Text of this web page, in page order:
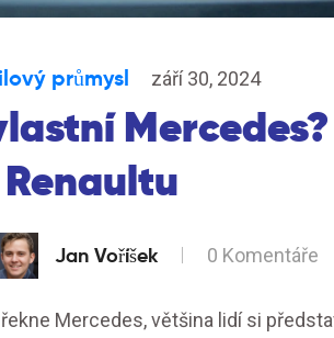
průmysl září 30, 2024
Jan Voříšek 0 Komentáře
Mercedes, většina lidí si